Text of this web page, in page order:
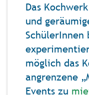
Das
und
SchülerInnen
möglich das
angrenzene
Events zu